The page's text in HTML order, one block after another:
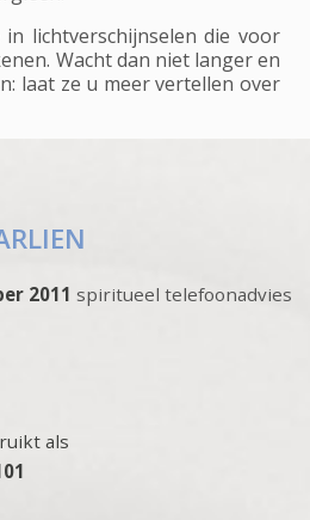
lichtverschijnselen die voor
Wacht dan niet langer en
laat ze u meer vertellen over
2011 spiritueel telefoonadvies
als